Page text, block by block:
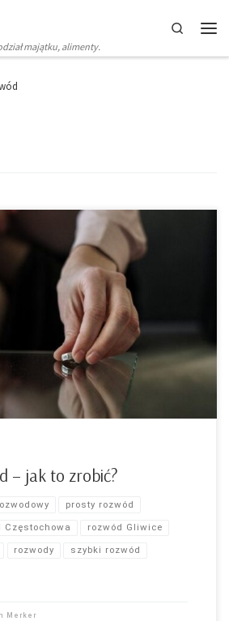
majątku, alimenty.
Search
znacznie wolniej, Covid pogorszył
wiadomość. Każdy sędzia chce
i zrobić to szybko, bo każdy z
z ilości załatwionych spraw. Wyrok
Okręgowy, od lipca 2021 roku do
[…]
– jak to zrobić?
prosty rozwód
Częstochowa rozwód Gliwice
rozwody szybki rozwód
Merker